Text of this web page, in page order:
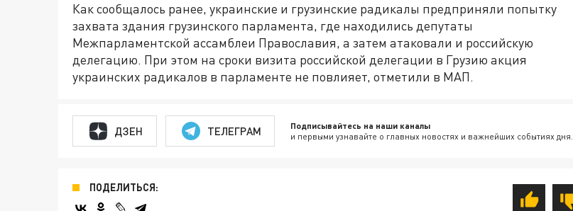
Как сообщалось ранее, украинские и грузинские радикалы предприняли попытку
захвата здания грузинского парламента, где находились депутаты
Межпарламентской ассамблеи Православия, а затем атаковали и российскую
делегацию. При этом на сроки визита российской делегации в Грузию акция
украинских радикалов в парламенте не повлияет, отметили в МАП.
ДЗЕН ТЕЛЕГРАМ Подписывайтесь на наши каналы
и первыми узнавайте о главных новостях и важнейших событиях дня.
ПОДЕЛИТЬСЯ: